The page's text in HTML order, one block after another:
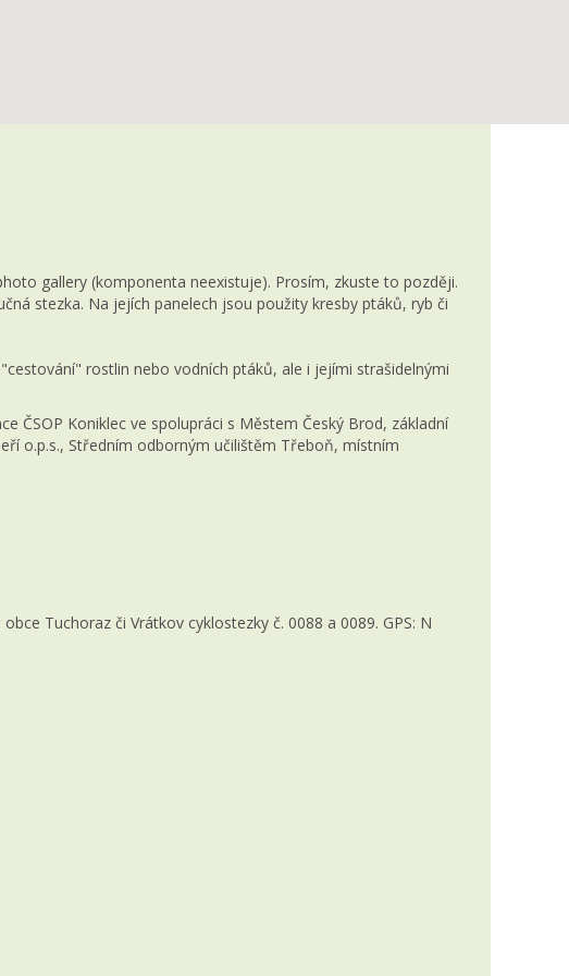
gallery (komponenta neexistuje). Prosím, zkuste to později.
stezka. Na jejích panelech jsou použity kresby ptáků, ryb či
rostlin nebo vodních ptáků, ale i jejími strašidelnými
ČSOP Koniklec ve spolupráci s Městem Český Brod, základní
o.p.s., Středním odborným učilištěm Třeboň, místním
Tuchoraz či Vrátkov cyklostezky č. 0088 a 0089. GPS: N